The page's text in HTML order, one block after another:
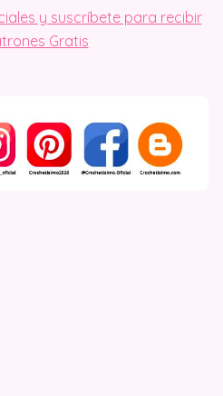
y suscríbete para recibir
Gratis